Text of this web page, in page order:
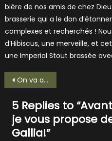
bière de nos amis de chez
brasserie qui a le don
complexes et recherchés !
d’Hibiscus, une merveille, et
une Imperial Stout brassée
Navigation
de
l’article
On va au Portugal pour gouter une Super Bock
5 Replies to “
je vous propose
Gallia!”